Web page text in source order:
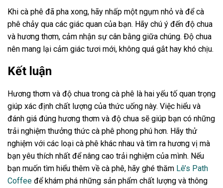
Khi cà phê đã pha xong, hãy nhấp một ngụm nhỏ và để cà
phê chảy qua các giác quan của bạn. Hãy chú ý đến độ chua
và hương thơm, cảm nhận sự cân bằng giữa chúng. Độ chua
nên mang lại cảm giác tươi mới, không quá gắt hay khó chịu.
Kết luận
Hương thơm và độ chua trong cà phê là hai yếu tố quan trọng
giúp xác định chất lượng của thức uống này. Việc hiểu và
đánh giá đúng hương thơm và độ chua sẽ giúp bạn có những
trải nghiệm thưởng thức cà phê phong phú hơn. Hãy thử
nghiệm với các loại cà phê khác nhau và tìm ra hương vị mà
bạn yêu thích nhất để nâng cao trải nghiệm của mình. Nếu
bạn muốn tìm hiểu thêm về cà phê, hãy ghé thăm Lê’s Path
Coffee để khám phá những sản phẩm chất lượng và thông